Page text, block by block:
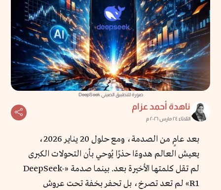
صورة للتطبيق الصيني DeepSeek
ناهدة أحمد عزام
الثلاثاء ٢٤ مارس ٢٠٢٦ م
بعد عامٍ من الصدمة، ومع حلول 20 يناير 2026،
يعيش العالم هدوءًا حذرًا يُوحي بأن التحولات الكبرى
لم تقل كلمتها الأخيرة بعد. بينما صدمة «DeepSeek-
R1» لم تعد تصرخ، بل تحفر بخفة تحت عروش